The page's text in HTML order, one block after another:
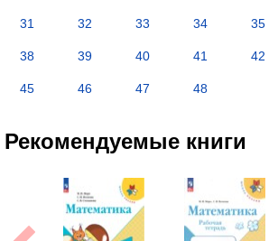
31 32 33 34 35
38 39 40 41 42
45 46 47 48
Рекомендуемые книги